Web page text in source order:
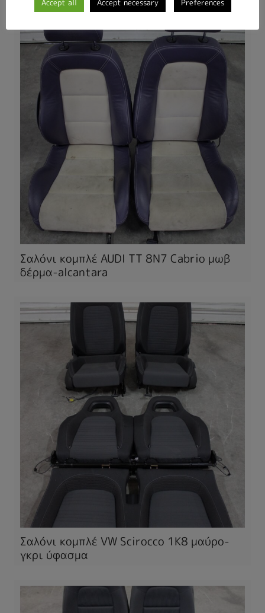
Σαλόνι κομπλέ AUDI TT 8N7 Cabrio μωβ
δέρμα-alcantara
Σαλόνι κομπλέ VW Scirocco 1K8 μαύρο-
γκρι ύφασμα